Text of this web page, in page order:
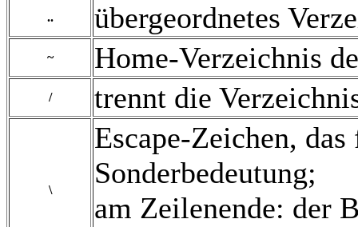
.. übergeordnetes
~ Home-Verzeichnis
/ trennt die
\
Escape-Zeichen,
Sonderbedeutung;
am Zeilenende: der